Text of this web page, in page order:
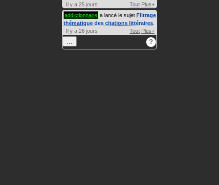
Il y a 25 jours
Tout Plus+
addictionnaire a lancé le sujet Filtrage
thématique des citations littéraires
Il y a 26 jours
Tout Plus+
?